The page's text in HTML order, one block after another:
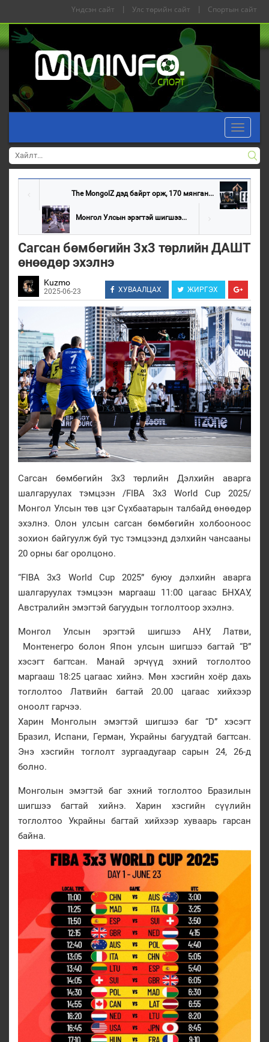
Үндсэн сайт | Улс төрийн сайт | Спортын сайт
Toggle
The MongolZ дэд байрт орж, 170 мянган...
Монгол Улсын эрэгтэй шигшээ...
Сагсан бөмбөгийн 3x3 төрлийн ДАШТ
өнөөдөр эхэлнэ
Kuzmo
2025-06-23 ХУВААЛЦАХ ЖИРГЭХ
Сагсан бөмбөгийн 3х3 төрлийн Дэлхийн аварга
шалгаруулах тэмцээн /FIBA 3x3 World Cup 2025/
Монгол Улсын төв цэг Сүхбаатарын талбайд өнөөдөр
эхэлнэ. Олон улсын сагсан бөмбөгийн холбооноос
зохион байгуулж буй тус тэмцээнд дэлхийн чансааны
20 орны баг оролцоно.
“FIBA 3x3 World Cup 2025” буюу дэлхийн аварга
шалгаруулах тэмцээн маргааш 11:00 цагаас БНХАУ,
Австралийн эмэгтэй багуудын тоглолтоор эхэлнэ.
Монгол Улсын эрэгтэй шигшээ АНУ, Латви,
Монтенегро болон Япон улсын шигшээ багтай “В”
хэсэгт багтсан. Манай эрчүүд эхний тоглолтоо
маргааш 18:25 цагаас хийнэ. Мөн хэсгийн хоёр дахь
тоглолтоо Латвийн багтай 20.00 цагаас хийхээр
оноолт гарчээ.
Харин Монголын эмэгтэй шигшээ баг “D” хэсэгт
Бразил, Испани, Герман, Украйны багуудтай багтсан.
Энэ хэсгийн тоглолт зургаадугаар сарын 24, 26-д
болно.
Монголын эмэгтэй баг эхний тоглолтоо Бразилын
шигшээ багтай хийнэ. Харин хэсгийн сүүлийн
тоглолтоо Украйны багтай хийхээр хуваарь гарсан
байна.